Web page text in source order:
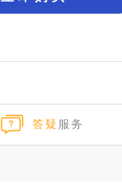
答疑 服务